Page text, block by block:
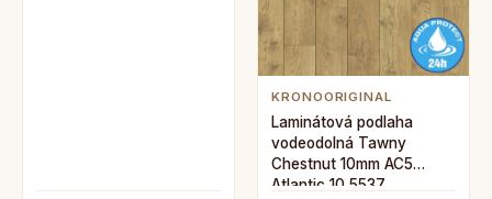
KRONOORIGINAL
Laminátová podlaha
vodeodolná Tawny
Chestnut 10mm AC5
Atlantic 10 5537